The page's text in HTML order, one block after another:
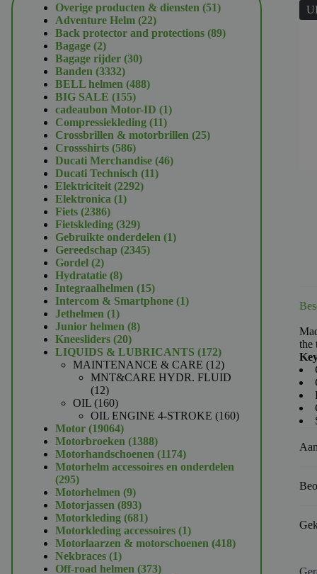
the
Overige producten & diensten 5151
Adventure Helm 2222
producten
Back protector and protections 8989
Bagage 22
producten
Bagage rijder 3030
Banden 33323332
producten
BELL helmen 488488
BIG SALE 155155
producten
cadeaubon Motor-ID 11
Compressiekleding 1111
producten
Crossbrillen & motorbrillen 2525
Crossshirts 586586
producten
Ducati Merchandise 4646
Ducati Technisch 1111
Elektriciteit 22922292
Elektronica 11
Fiets 23862386
producten
Fietskleding 329329
producten
Gebruikte onderdelen 11
Gereedschap 23452345
Gordel 22
producten
Hydratatie 88
producten
Integraalhelmen 1515
producten
Intercom & Smartphone 11
Jethelmen 11
product
Junior helmen 88
Kneesliders 2020
producten
LIQUIDS & LUBRICANTS 172172
producten
MAINTENANCE & CARE 1212
producten
MNT&CARE HYDR. FLUID
1212
producten
OIL 160160
producten
OIL ENGINE 4-STROKE 160160
Motor 1906419064
producten
Motorbroeken 13881388
producten
Motorhandschoenen 11741174
producten
Motorhelm accessoires en onderdelen
295295
producten
Motorhelmen 99
producten
Motorjassen 893893
producten
Motorkleding 681681
producten
Motorkleding accessoires 11
product
Motorlaarzen & motorschoenen 418418
Nekbraces 11
product
Off-road helmen 373373